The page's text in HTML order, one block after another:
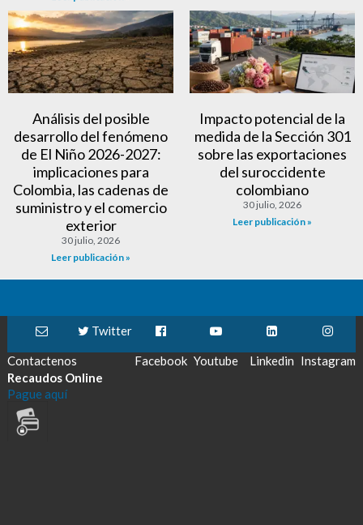
Análisis del posible
desarrollo del fenómeno
de El Niño 2026-2027:
implicaciones para
Colombia, las cadenas de
suministro y el comercio
exterior
30 julio, 2026
Leer publicación »
Impacto potencial de la
medida de la Sección 301
sobre las exportaciones
del suroccidente
colombiano
30 julio, 2026
Leer publicación »
Contactenos
Twitter
Facebook Youtube Linkedin Instagram
Recaudos Online
Pague aquí